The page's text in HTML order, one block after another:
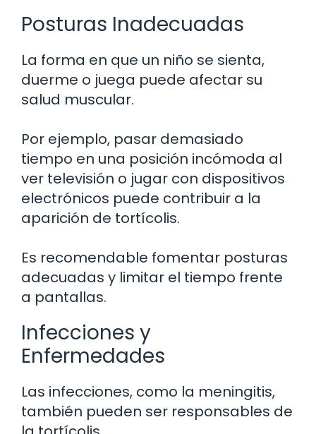
Posturas Inadecuadas
La forma en que un niño se sienta,
duerme o juega puede afectar su
salud muscular.
Por ejemplo, pasar demasiado
tiempo en una posición incómoda al
ver televisión o jugar con dispositivos
electrónicos puede contribuir a la
aparición de tortícolis.
Es recomendable fomentar posturas
adecuadas y limitar el tiempo frente
a pantallas.
Infecciones y
Enfermedades
Las infecciones, como la meningitis,
también pueden ser responsables de